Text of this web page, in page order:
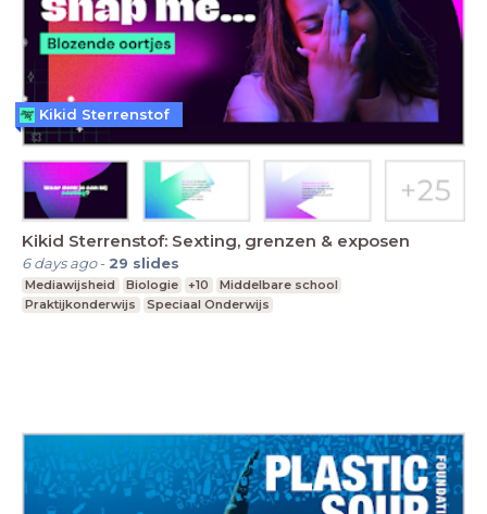
Kikid Sterrenstof: Sexting, grenzen & exposen
6 days ago- 29 slides
Mediawijsheid Biologie +10
Middelbare school
Praktijkonderwijs
Speciaal Onderwijs
Kikid Sterrenstof